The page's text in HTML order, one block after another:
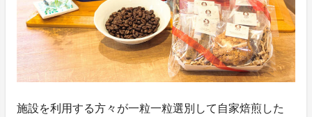
施設を利用する方々が一粒一粒選別して自家焙煎した